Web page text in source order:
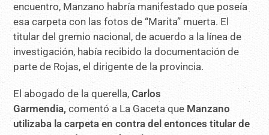
encuentro, Manzano habría manifestado que poseía
esa carpeta con las fotos de “Marita” muerta. El
titular del gremio nacional, de acuerdo a la línea de
investigación, había recibido la documentación de
parte de Rojas, el dirigente de la provincia.
El abogado de la querella,Carlos
Garmendia,comentó a La Gaceta que Manzano
utilizaba la carpeta en contra del entonces titular de